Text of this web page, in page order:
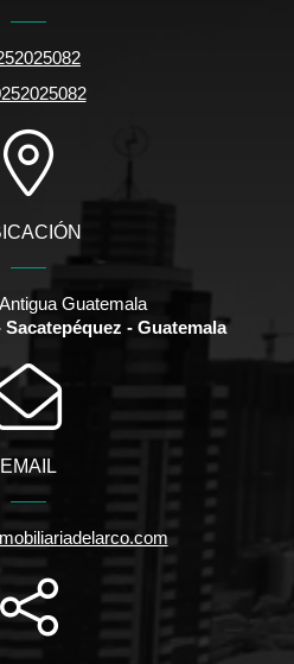
Guatemala
- Guatemala
EMAIL